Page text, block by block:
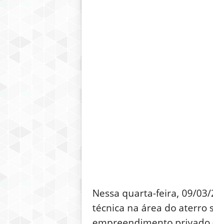
Nessa quarta-feira, 09/
técnica na área do aterro